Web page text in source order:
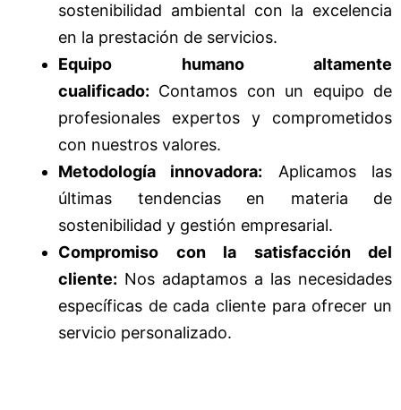
sostenibilidad ambiental con la excelencia
en la prestación de servicios.
Equipo humano altamente
cualificado: Contamos con un equipo de
profesionales expertos y comprometidos
con nuestros valores.
Metodología innovadora: Aplicamos las
últimas tendencias en materia de
sostenibilidad y gestión empresarial.
Compromiso con la satisfacción del
cliente: Nos adaptamos a las necesidades
específicas de cada cliente para ofrecer un
servicio personalizado.